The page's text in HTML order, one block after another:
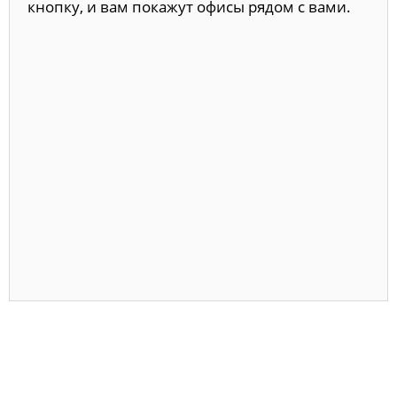
кнопку, и вам покажут офисы рядом с вами.